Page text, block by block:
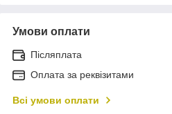
Умови оплати
Післяплата
Оплата за реквізитами
Всі умови оплати